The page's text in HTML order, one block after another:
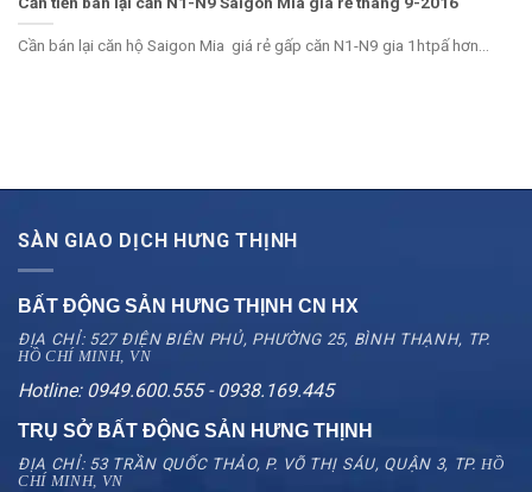
Cần bán lại căn hộ Saigon Mia giá rẻ gấp căn N1-N9 gia 1htpấ hơn...
SÀN GIAO DỊCH HƯNG THỊNH
BẤT ĐỘNG SẢN HƯNG THỊNH CN HX
ĐỊA CHỈ: 527 ĐIỆN BIÊN PHỦ, PHƯỜNG 25, BÌNH THẠNH, TP.
HỒ CHÍ MINH, VN
Hotline: 0949.600.555 - 0938.169.445
TRỤ SỞ BẤT ĐỘNG SẢN HƯNG THỊNH
ĐỊA CHỈ: 53 TRẦN QUỐC THẢO, P. VÕ THỊ SÁU, QUẬN 3, TP.HỒ
CHÍ MINH, VN